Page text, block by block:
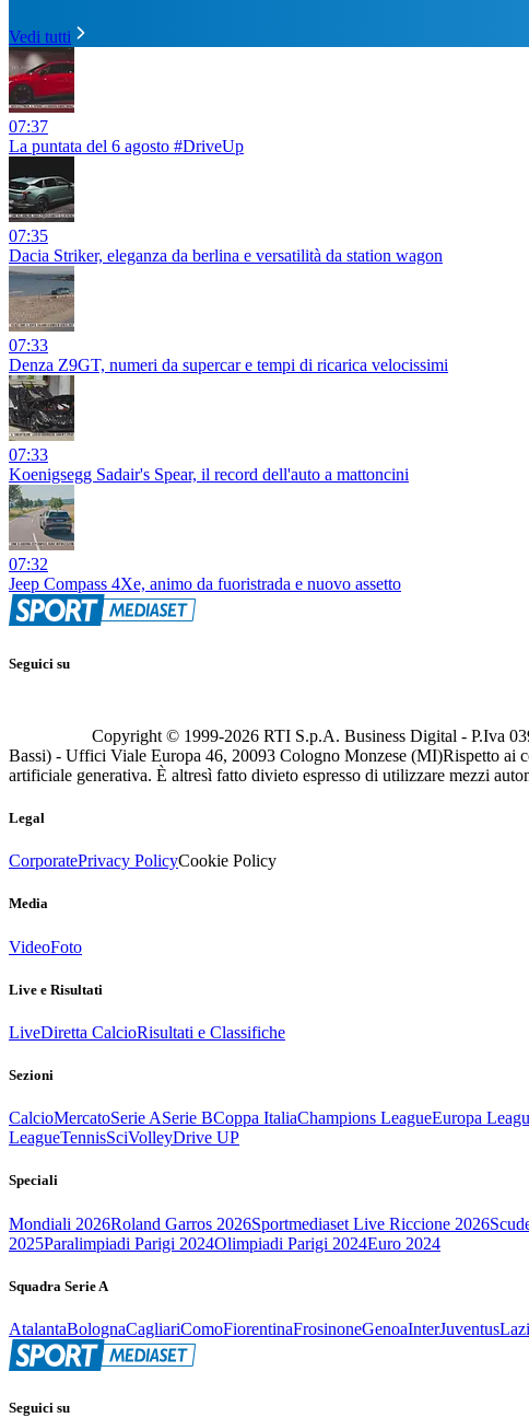
Vedi tutti
07:37
La puntata del 6 agosto #DriveUp
07:35
Dacia Striker, eleganza da berlina e versatilità da station wagon
07:33
Denza Z9GT, numeri da supercar e tempi di ricarica velocissimi
07:33
Koenigsegg Sadair's Spear, il record dell'auto a mattoncini
07:32
Jeep Compass 4Xe, animo da fuoristrada e nuovo assetto
Seguici su
Copyright © 1999-2026 RTI S.p.A. Business Digital - P.Iva
Bassi) - Uffici Viale Europa 46, 20093 Cologno Monzese (MI)Rispetto ai
artificiale generativa. È altresì fatto divieto espresso di utilizzare mezzi
Legal
CorporatePrivacy PolicyCookie Policy
Media
VideoFoto
Live e Risultati
LiveDiretta CalcioRisultati e Classifiche
Sezioni
CalcioMercatoSerie ASerie BCoppa ItaliaChampions LeagueEuropa
LeagueTennisSciVolleyDrive UP
Speciali
Mondiali 2026Roland Garros 2026Sportmediaset Live Riccione 2026
2025Paralimpiadi Parigi 2024Olimpiadi Parigi 2024Euro 2024
Squadra Serie A
AtalantaBolognaCagliariComoFiorentinaFrosinoneGenoaInterJuventus
Seguici su